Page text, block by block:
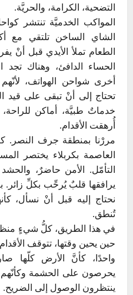
التضحية، الكرامة، والحريَّة.
المواكب الخدميَّة تنتشر
الشاي الساخن تلتقي مع
الطعام تملأ الأيدي قبل أنْ
الحساء الدافئ، وهناك تجد
أخرى شواحن الهواتف،
تحتاج إلى أنْ تبقى على قيد
خدماتٌ طبيَّة، أماكن
أُرهقت الأقدام.
مررْنا بمنطقة جرف النصر.
العاصمة بكربلاء يختصر
التأمّل. الأمن حاضرٌ،
يرافقها قلبٌ يُرحِّب بكلِّ
نحتاج إليه قبل أنْ نسأل،
تُنطق.
في هذا الطريق، كلُّ شيءٍ
حين يحين وقتها، تتوقف
واحدًا، كأنَّ الأرض كلّها
يحرصون على الحشمة وكأنّهم
ينتظرون الوصول إلى الضريح.